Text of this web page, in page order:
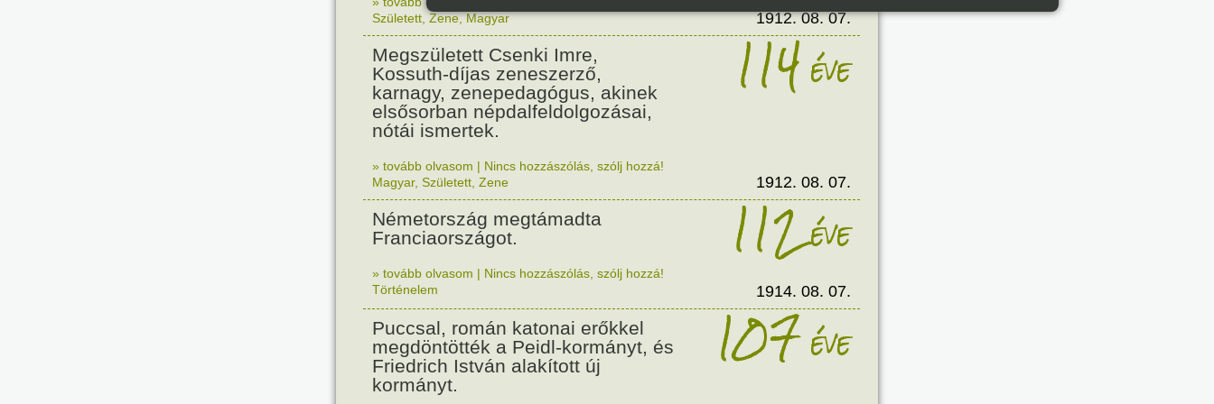
Született ,Zene,Magyar 1912. 08. 07.
Megszületett Csenki Imre,
Kossuth-díjas zeneszerző,
karnagy, zenepedagógus, akinek
elsősorban népdalfeldolgozásai,
nótái ismertek.
114éve
» tovább olvasom | Nincs hozzászólás, szólj hozzá!
Magyar, Született Zene 1912. 08. 07.
Németország megtámadta
Franciaországot.
112éve
» tovább olvasom | Nincs hozzászólás, szólj hozzá!
Történelem
1914. 08. 07.
Puccsal, román katonai erőkkel
megdöntötték a Peidl-kormányt, és
Friedrich István alakított új
kormányt.
107éve